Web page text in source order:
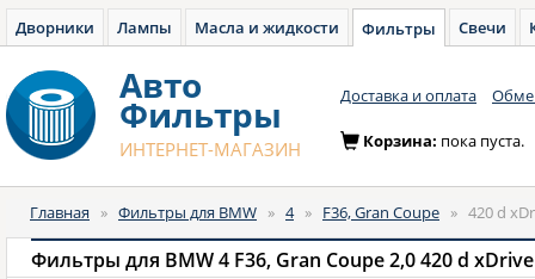
Дворники Лампы Масла и жидкости Фильтры Свечи
Авто
Фильтры
ИНТЕРНЕТ-МАГАЗИН
Доставка и оплата
Корзина: пока пуста.
Главная » Фильтры для BMW » 4 » F36, Gran Coupe » 420 d
Фильтры для BMW 4 F36, Gran Coupe 2,0 420 d